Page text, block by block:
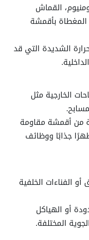
القماش
المغطاة بأقمشة
الشديدة التي قد
الخارجية مثل
من أقمشة مقاومة
جذابًا ووظائف
الفناءات الخلفية
أو الهياكل
المختلفة.